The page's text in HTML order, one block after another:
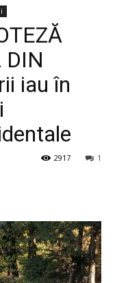
DIN
iau în
1
2917